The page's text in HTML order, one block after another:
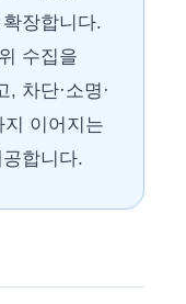
장합니다.
수집을
차단·소명·
지 이어지는
합니다.